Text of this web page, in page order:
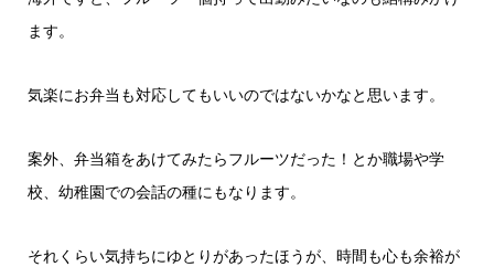
ます。
気楽にお弁当も対応してもいいのではないかなと思います。
案外、弁当箱をあけてみたらフルーツだった！とか職場や学
校、幼稚園での会話の種にもなります。
それくらい気持ちにゆとりがあったほうが、時間も心も余裕が